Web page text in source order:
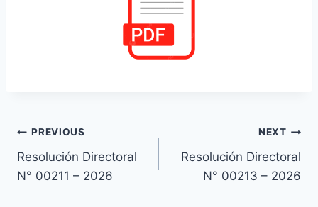
Navegación
de
PREVIOUS
Resolución Directoral
N° 00211 – 2026
NEXT
Resolución Directoral
N° 00213 – 2026